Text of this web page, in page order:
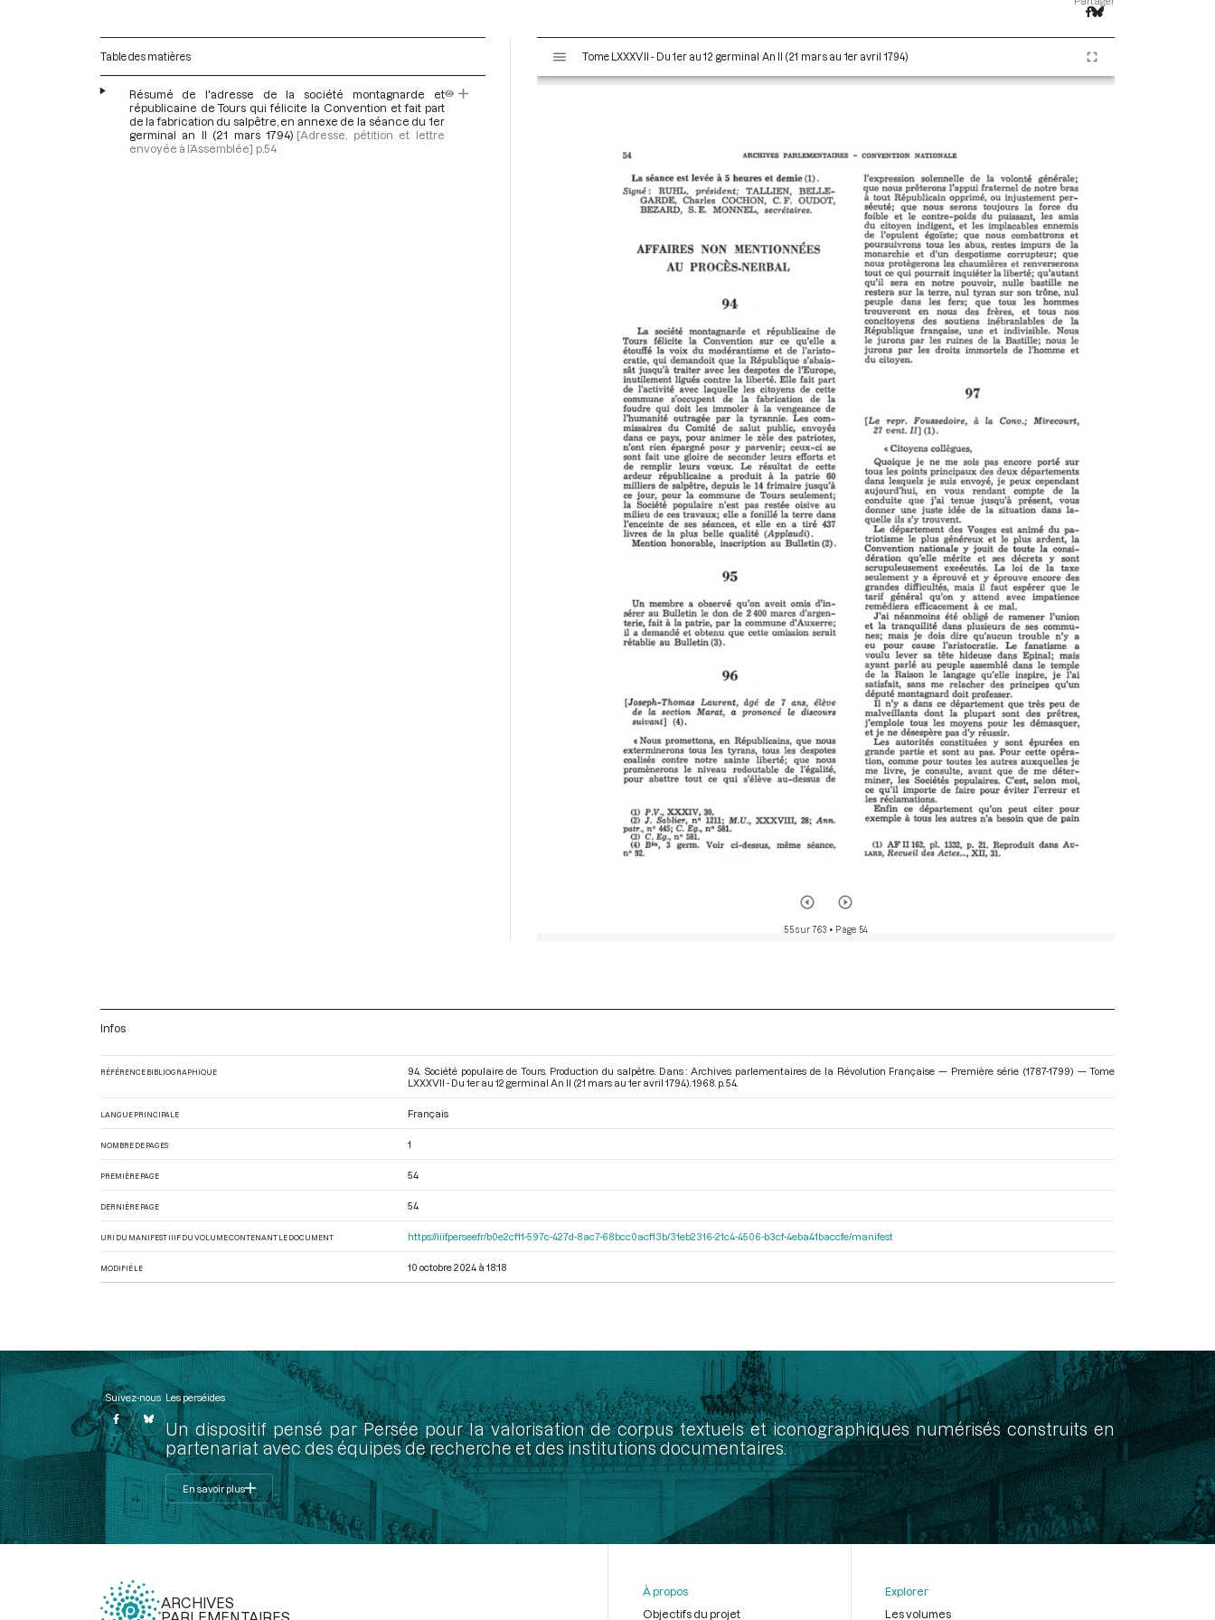
Table des matières
Résumé de l'adresse de la société montagnarde et
républicaine de Tours qui félicite la Convention et fait part
de la fabrication du salpêtre, en annexe de la séance du 1er
germinal an II (21 mars 1794) [Adresse, pétition et lettre
envoyée à l’Assemblée] p.54
s
Tome LXXXVII - Du 1er au 12 germinal An II (21 mars au 1er avril 1794)
55 sur 763 • Page 54
Infos
RÉFÉRENCE BIBLIOGRAPHIQUE
94. Société populaire de Tours. Production du salpêtre. Dans : Archives parlementaires de la Révolution Française — Première série (1787-1799) — Tome
LXXXVII - Du 1er au 12 germinal An II (21 mars au 1er avril 1794) . 1968. p. 54.
LANGUE PRINCIPALE Français
NOMBRE DE PAGES 1
PREMIÈRE PAGE 54
DERNIÈRE PAGE 54
URI DU MANIFEST IIIF DU VOLUME CONTENANT LE DOCUMENT https://iiif.persee.fr/b0e2cf11-597c-427d-8ac7-68bcc0acf13b/31eb2316-21c4-4506-b3cf-4eba41baccfe/manifest
MODIFIÉ LE 10 octobre 2024 à 18:18
Suivez-nous Les perséides
Un dispositif pensé par Persée pour la valorisation de corpus textuels et iconographiques numérisés construits en
partenariat avec des équipes de recherche et des institutions documentaires.
En savoir plus
ARCHIVES
À propos
Objectifs du projet
Explorer
Les volumes